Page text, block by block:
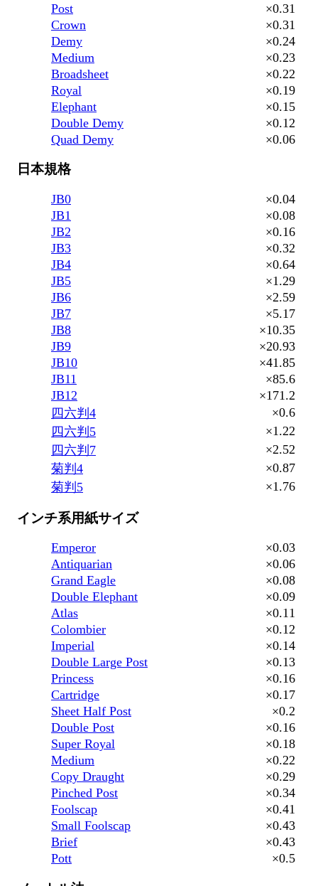
Post
×0.31
Crown
×0.31
Demy
×0.24
Medium
×0.23
Broadsheet
×0.22
Royal
×0.19
Elephant
×0.15
Double Demy
×0.12
Quad Demy
×0.06
日本規格
JB0
×0.04
JB1
×0.08
JB2
×0.16
JB3
×0.32
JB4
×0.64
JB5
×1.29
JB6
×2.59
JB7
×5.17
JB8
×10.35
JB9
×20.93
JB10
×41.85
JB11
×85.6
JB12
×171.2
四六判4
×0.6
四六判5
×1.22
四六判7
×2.52
菊判4
×0.87
菊判5
×1.76
インチ系用紙サイズ
Emperor
×0.03
Antiquarian
×0.06
Grand Eagle
×0.08
Double Elephant
×0.09
Atlas
×0.11
Colombier
×0.12
Imperial
×0.14
Double Large Post
×0.13
Princess
×0.16
Cartridge
×0.17
Sheet Half Post
×0.2
Double Post
×0.16
Super Royal
×0.18
Medium
×0.22
Copy Draught
×0.29
Pinched Post
×0.34
Foolscap
×0.41
Small Foolscap
×0.43
Brief
×0.43
Pott
×0.5